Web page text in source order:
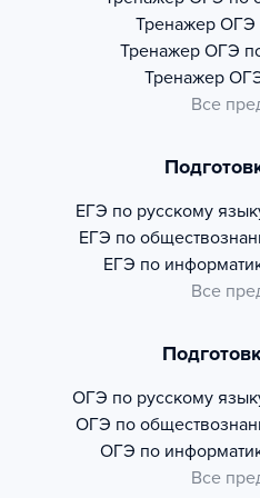
Тренажер ОГЭ
Тренажер ОГЭ
Тренажер
Все
ЕГЭ по русскому
ЕГЭ по
ЕГЭ по
Все
ОГЭ по русскому
ОГЭ по
ОГЭ по
Все